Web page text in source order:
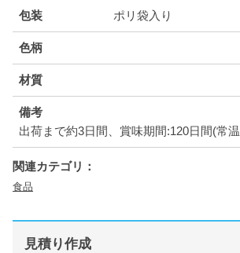
包装 ポリ袋入り
色柄
材質
備考
出荷まで約3日間、賞味期間:120日間(常
関連カテゴリ：
食品
見積り作成